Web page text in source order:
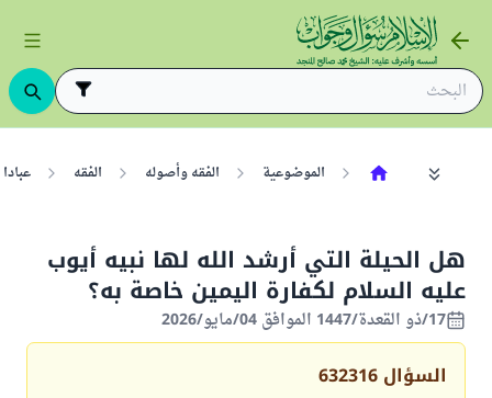
الموضوعية الفقه وأصوله الفقه
هل الحيلة التي أرشد الله لها نبيه أيوب
عليه السلام لكفارة اليمين خاصة به؟
17/ذو القعدة/1447 الموافق 04/مايو/2026
السؤال 632316